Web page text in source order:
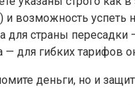
и возможность
для страны
— для гибких
деньги, но и